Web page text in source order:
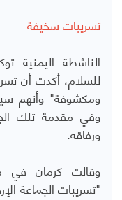
تسريبات سخيفة
الناشطة اليمنية
للسلام، أكدت أن
ومكشوفة" وأنهم
وفي مقدمة تلك
ورفاقه.
وقالت كرمان
"تسريبات الجماعة